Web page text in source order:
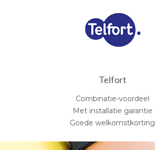
Telfort
Combinatie-voordeel
Met installatie garantie
Goede welkomstkorting